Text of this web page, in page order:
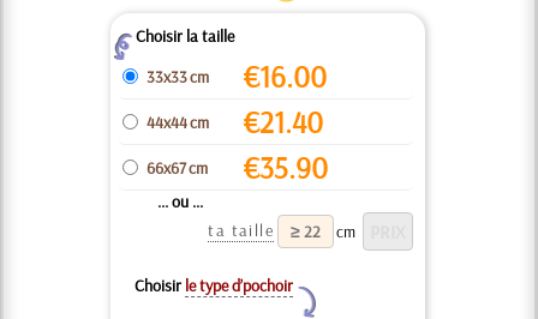
ZChoisir la taille
33x33 cm
€16.00
44x44 cm €21.40
66x67 cm €35.90
... ou ...
ta taille
cm
Choisir le type d’pochoir
Y